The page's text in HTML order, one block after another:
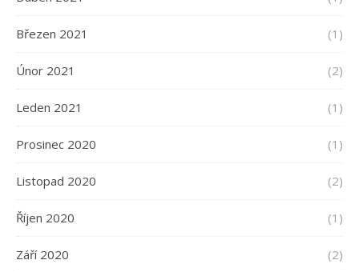
Březen 2021 (1)
Únor 2021 (2)
Leden 2021 (1)
Prosinec 2020 (1)
Listopad 2020 (2)
Říjen 2020 (1)
Září 2020 (2)